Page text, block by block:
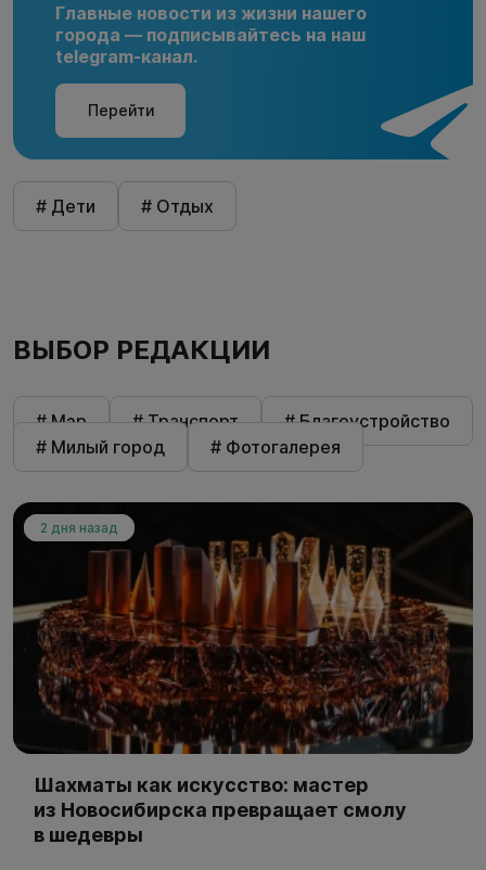
Главные новости из жизни нашего
города — подписывайтесь на наш
telegram-канал.
Перейти
# Дети # Отдых
ВЫБОР РЕДАКЦИИ
# Мэр # Транспорт
# Благоустройство
# Милый город
# Фотогалерея
2 дня назад
Шахматы как искусство: мастер
из Новосибирска превращает смолу
в шедевры